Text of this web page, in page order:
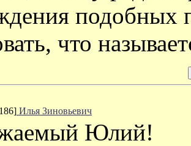
подобных
что
Илья Зиновьевич
Юлий!